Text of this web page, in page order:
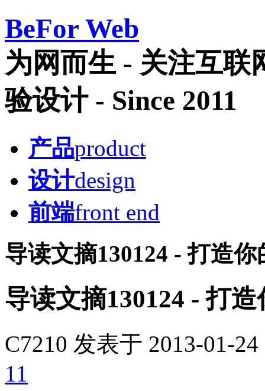
BeFor Web
为网而生 - 关注互联
验设计 - Since 2011
产品product
设计design
前端front end
导读文摘130124 - 打造
导读文摘130124 - 打
C7210 发表于 2013-01-24
11